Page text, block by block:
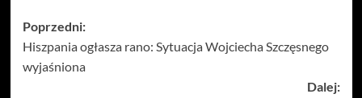
Zobacz
wpisy
Poprzedni:
Hiszpania ogłasza rano: Sytuacja Wojciecha Szczęsnego
wyjaśniona
Dalej: